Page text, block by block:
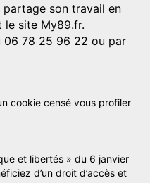
partage son travail en
le site My89.fr.
06 78 25 96 22 ou par
cookie censé vous profiler
et libertés » du 6 janvier
d’un droit d’accès et